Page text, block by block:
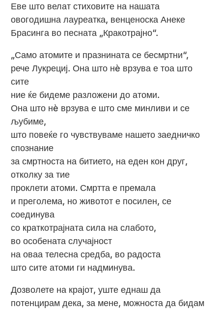
Еве што велат стиховите на нашата
овогодишна лауреатка, венценоска Анеке
Брасинга во песната „Кракотрајно“.
„Само атомите и празнината се бесмртни“,
рече Лукрециј. Она што нè врзува е тоа што
сите
ние ќе бидеме разложени до атоми.
Она што нè врзува е што сме минливи и се
љубиме,
што повеќе го чувствуваме нашето заедничко
спознание
за смртноста на битието, на еден кон друг,
отколку за тие
проклети атоми. Смртта е премала
и преголема, но животот е посилен, се
соединува
со краткотрајната сила на слабото,
во особената случајност
на оваа телесна средба, во радоста
што сите атоми ги надминува.
Дозволете на крајот, уште еднаш да
потенцирам дека, за мене, можноста да бидам